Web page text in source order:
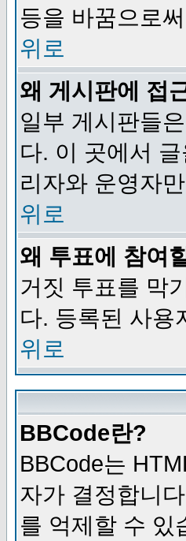
등을 바꿈으로
위로
왜 게시판에 접
일부 게시판들
다. 이 곳에서
리자와 운영자
위로
왜 투표에 참여
거짓 투표를 막
다. 등록된 사용
위로
BBCode란?
BBCode는
자가 결정합니
를 억제할 수 있